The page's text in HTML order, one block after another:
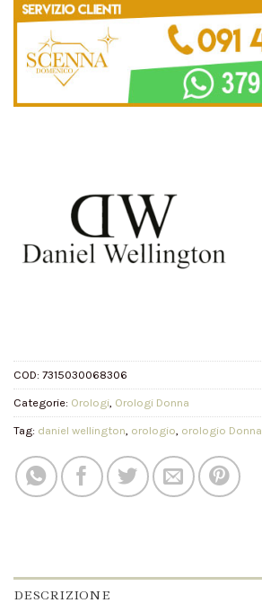
COD: 7315030068306
Categorie: Orologi Orologi Donna
Tag: daniel wellington orologio orologio Donna
DESCRIZIONE